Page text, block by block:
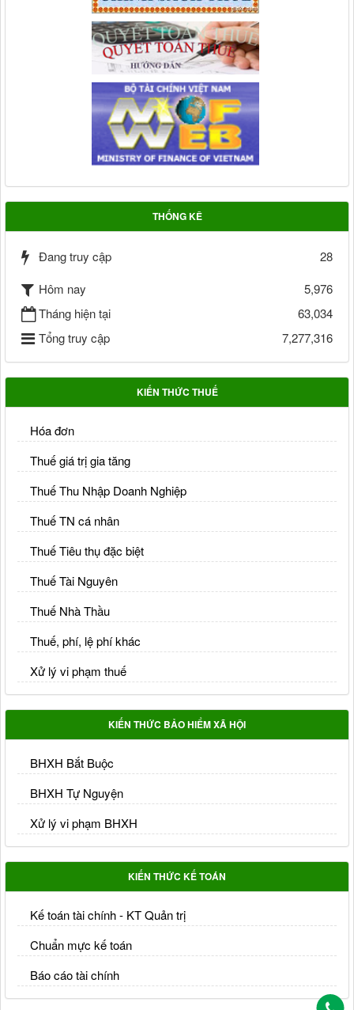
THỐNG KÊ
Đang truy cập
28
Hôm nay
5,976
Tháng hiện tại
63,034
Tổng truy cập
7,277,316
KIẾN THỨC THUẾ
Hóa đơn
Thuế giá trị gia tăng
Thuế Thu Nhập Doanh Nghiệp
Thuế TN cá nhân
Thuế Tiêu thụ đặc biệt
Thuế Tài Nguyên
Thuế Nhà Thầu
Thuế, phí, lệ phí khác
Xử lý vi phạm thuế
KIẾN THỨC BẢO HIỂM XÃ HỘI
BHXH Bắt Buộc
BHXH Tự Nguyện
Xử lý vi phạm BHXH
KIẾN THỨC KẾ TOÁN
Kế toán tài chính - KT Quản trị
Chuẩn mực kế toán
Báo cáo tài chính